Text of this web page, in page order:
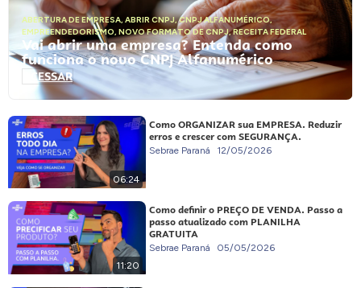
ABERTURA DE EMPRESA, ABRIR CNPJ,CNPJ ALFANUMÉRICO,
EMPREENDEDORISMO, NOVO FORMATO DE CNPJ,RECEITA FEDERAL
Vai abrir uma empresa? Entenda como
funciona o novo CNPJ Alfanumérico
ACESSAR
06:24
Como ORGANIZAR sua EMPRESA. Reduzir
erros e crescer com SEGURANÇA.
Sebrae Paraná 12/05/2026
11:20
Como definir o PREÇO DE VENDA. Passo a
passo atualizado com PLANILHA
GRATUITA
Sebrae Paraná 05/05/2026